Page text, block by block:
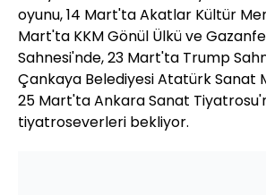
oyunu, 14 Mart'ta Akatlar Kültür
Mart'ta KKM Gönül Ülkü ve
Sahnesi'nde, 23 Mart'ta Trump
Çankaya Belediyesi Atatürk Sanat
25 Mart'ta Ankara Sanat
tiyatroseverleri bekliyor.